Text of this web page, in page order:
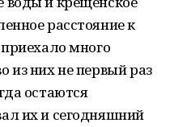
расстояние к
много
из них не первый раз
остаются
их и сегодняшний